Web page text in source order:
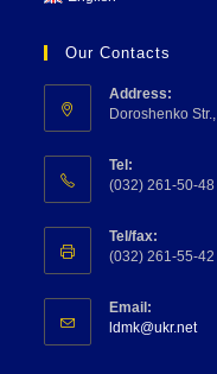
Our Contacts
Address:
Doroshenko
Tel:
(032) 261-50-48
Tel/fax:
(032) 261-55-42
Email:
ldmk@ukr.net